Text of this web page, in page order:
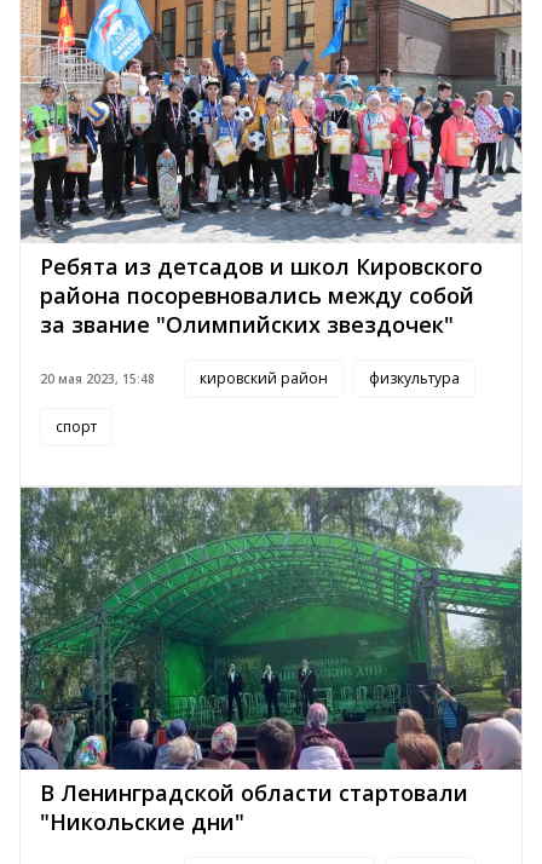
Ребята из детсадов и школ Кировского
района посоревновались между собой
за звание "Олимпийских звездочек"
20 мая 2023, 15:48 кировский район физкультура
спорт
В Ленинградской области стартовали
"Никольские дни"